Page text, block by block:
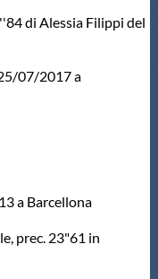
di Alessia Filippi del
07/2017 a
a Barcellona
prec. 23"61 in